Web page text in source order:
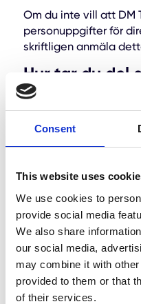
Consent
This website uses
We use cookies to
provide social media
We also share
our social media,
may combine it with
provided to them or that
of their services.
Om du inte vill att DM
personuppgifter för
skriftligen anmäla
Hur tar du del
informationen?
kontakta Magda Lito
information?
För att radera eller
Så
information
samtycke